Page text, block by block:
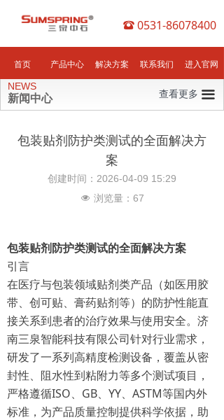
뀰 0531-86078400
首页 产品中心 解决方案 联系我们 进入官网
包装贴剂防护类测试的全面解决方
案
包装贴剂防护类测试的全面解决方案
引言
在医疗与包装领域贴剂类产品（如医用胶
带、创可贴、膏药贴剂等）的防护性能直
接关系到患者的治疗效果与使用安全。济
南三泉智能科技有限公司针对行业需求，
研发了一系列高精度检测设备，覆盖从密
封性、阻水性到粘附力等多个测试项目，
严格遵循ISO、GB、YY、ASTM等国内外
标准，为产品质量控制提供科学依据，助
创建时间： 2026-04-09 15:29
넶 浏览量： 67
NEWS
新闻中心 끀
查看更多